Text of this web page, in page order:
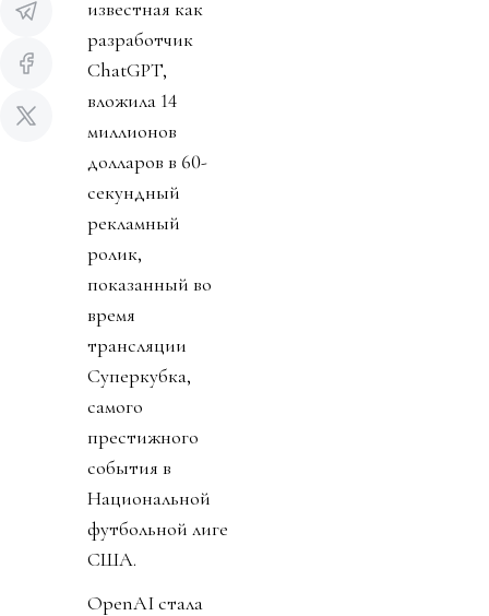
известная как
разработчик
ChatGPT,
вложила 14
миллионов
долларов в 60-
секундный
рекламный
ролик,
показанный во
время
трансляции
Суперкубка,
самого
престижного
события в
Национальной
футбольной лиге
США.
OpenAI стала